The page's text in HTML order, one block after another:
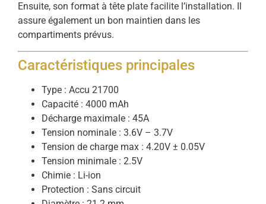
Ensuite, son format à tête plate facilite l’installation. Il
assure également un bon maintien dans les
compartiments prévus.
Caractéristiques principales
Type : Accu 21700
Capacité : 4000 mAh
Décharge maximale : 45A
Tension nominale : 3.6V – 3.7V
Tension de charge max : 4.20V ± 0.05V
Tension minimale : 2.5V
Chimie : Li-ion
Protection : Sans circuit